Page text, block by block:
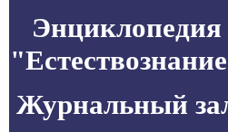
Энциклопедия
Журнальный